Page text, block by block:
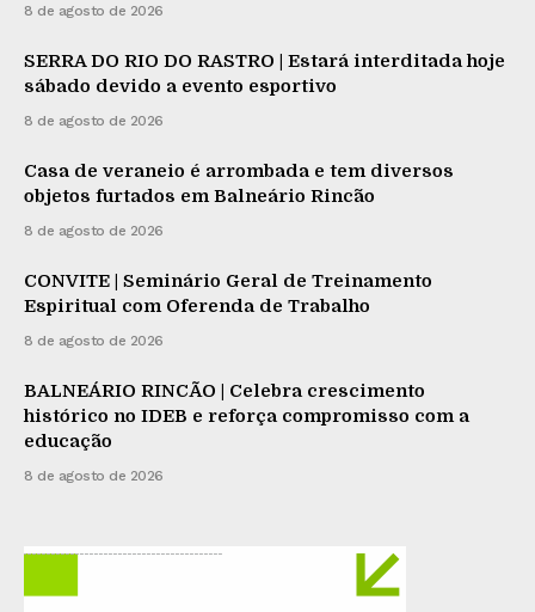
8 de agosto de 2026
SERRA DO RIO DO RASTRO | Estará interditada hoje
sábado devido a evento esportivo
8 de agosto de 2026
Casa de veraneio é arrombada e tem diversos
objetos furtados em Balneário Rincão
8 de agosto de 2026
CONVITE | Seminário Geral de Treinamento
Espiritual com Oferenda de Trabalho
8 de agosto de 2026
BALNEÁRIO RINCÃO | Celebra crescimento
histórico no IDEB e reforça compromisso com a
educação
8 de agosto de 2026